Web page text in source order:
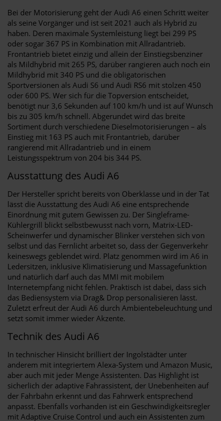
Bei der Motorisierung geht der Audi A6 einen Schritt weiter
als seine Vorgänger und ist seit 2021 auch als Hybrid zu
haben. Deren maximale Systemleistung liegt bei 299 PS
oder sogar 367 PS in Kombination mit Allradantrieb.
Frontantrieb bietet einzig und allein der Einstiegsbenziner
als Mildhybrid mit 265 PS, darüber rangieren auch noch ein
Mildhybrid mit 340 PS und die obligatorischen
Sportversionen als Audi S6 und Audi RS6 mit stolzen 450
oder 600 PS. Wer sich für die Topversion entscheidet,
benötigt nur 3,6 Sekunden auf 100 km/h und ist auf Wunsch
bis zu 305 km/h schnell. Abgerundet wird das breite
Sortiment durch verschiedene Dieselmotorisierungen – als
Einstieg mit 163 PS auch mit Frontantrieb, darüber
rangierend mit Allradantrieb und in einem
Leistungsspektrum von 204 bis 344 PS.
Ausstattung des Audi A6
Der Hersteller spricht bereits von Oberklasse und in der Tat
lässt die Ausstattung des Audi A6 eine entsprechende
Einordnung mit gutem Gewissen zu. Der Singleframe-
Kühlergrill blickt selbstbewusst nach vorn, Matrix-LED-
Scheinwerfer und dynamischer Blinker verstehen sich von
selbst und das Fernlicht arbeitet so, dass der Gegenverkehr
keineswegs geblendet wird. Platz genommen wird im A6 in
Ledersitzen, inklusive Klimatisierung und Massagefunktion
und natürlich darf auch das MMI mit mobilem
Internetempfang nicht fehlen. Praktisch ist dabei, dass sich
das Bediensystem via Drag& Drop personalisieren lässt.
Zuletzt erfreut der Audi A6 durch Ambientebeleuchtung und
setzt somit immer wieder Akzente.
Technik des Audi A6
In technischer Hinsicht brilliert der Ingolstädter unter
anderem mit integriertem Alexa-System und Amazon Music,
aber auch mit jeder Menge Assistenten. Das Highlight ist
sicherlich der adaptive Fahrassistent, der Unebenheiten auf
der Fahrbahn erkennt und das Fahrwerk entsprechend
anpasst. Ebenfalls vorhanden ist ein Geschwindigkeitsregler
mit Adaptive Cruise Control und auch ein Assistenten zum